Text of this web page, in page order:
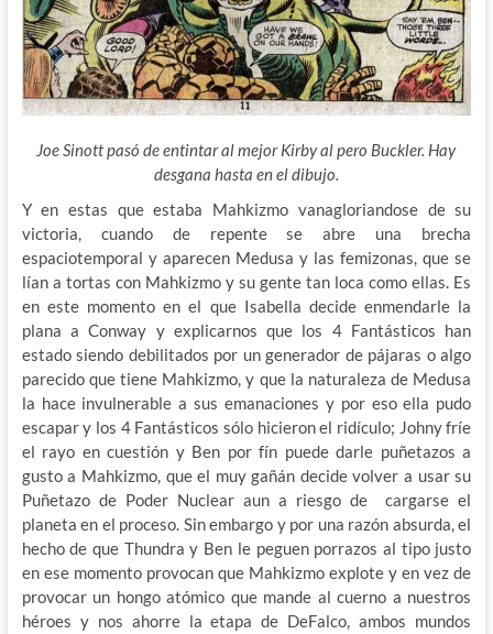
Joe Sinott pasó de entintar al mejor Kirby al pero Buckler. Hay
desgana hasta en el dibujo.
Y en estas que estaba Mahkizmo vanagloriandose de su
victoria, cuando de repente se abre una brecha
espaciotemporal y aparecen Medusa y las femizonas, que se
lían a tortas con Mahkizmo y su gente tan loca como ellas. Es
en este momento en el que Isabella decide enmendarle la
plana a Conway y explicarnos que los 4 Fantásticos han
estado siendo debilitados por un generador de pájaras o algo
parecido que tiene Mahkizmo, y que la naturaleza de Medusa
la hace invulnerable a sus emanaciones y por eso ella pudo
escapar y los 4 Fantásticos sólo hicieron el ridículo; Johny fríe
el rayo en cuestión y Ben por fín puede darle puñetazos a
gusto a Mahkizmo, que el muy gañán decide volver a usar su
Puñetazo de Poder Nuclear aun a riesgo de cargarse el
planeta en el proceso. Sin embargo y por una razón absurda, el
hecho de que Thundra y Ben le peguen porrazos al tipo justo
en ese momento provocan que Mahkizmo explote y en vez de
provocar un hongo atómico que mande al cuerno a nuestros
héroes y nos ahorre la etapa de DeFalco, ambos mundos